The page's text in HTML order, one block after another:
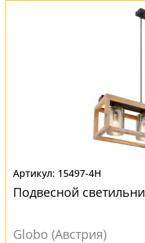
15497-4H
Подвесной
Globo (Австрия)